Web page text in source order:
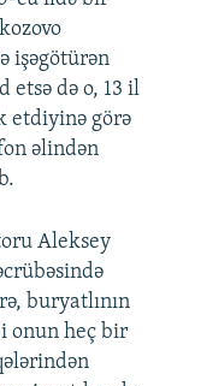
işəgötürən
etsə də o, 13 il
etdiyinə görə
əlindən
Aleksey
buryatlının
onun heç bir